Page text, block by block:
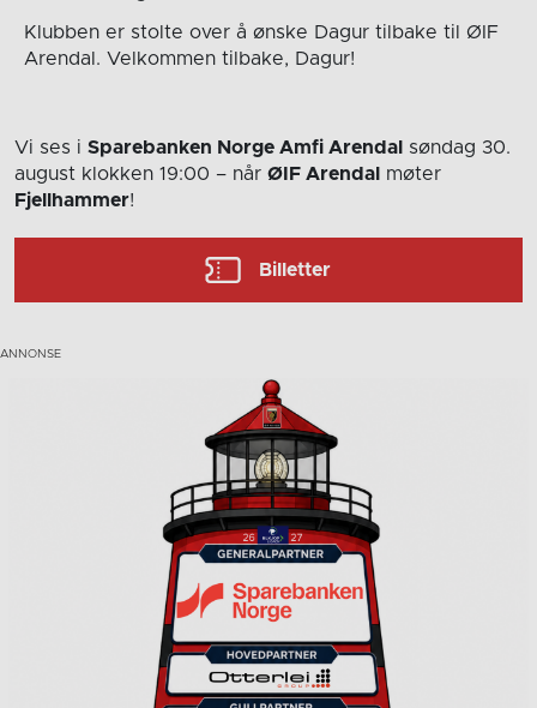
Klubben er stolte over å ønske Dagur tilbake til ØIF
Arendal. Velkommen tilbake, Dagur!
Vi ses i Sparebanken Norge Amfi Arendal
søndag 30.
august klokken 19:00 – når ØIF Arendal
møter
Fjellhammer!
Billetter